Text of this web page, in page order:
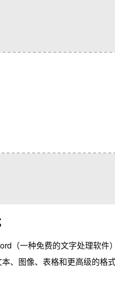
（一种免费的文字处理软件
、图像、表格和更高级的格式